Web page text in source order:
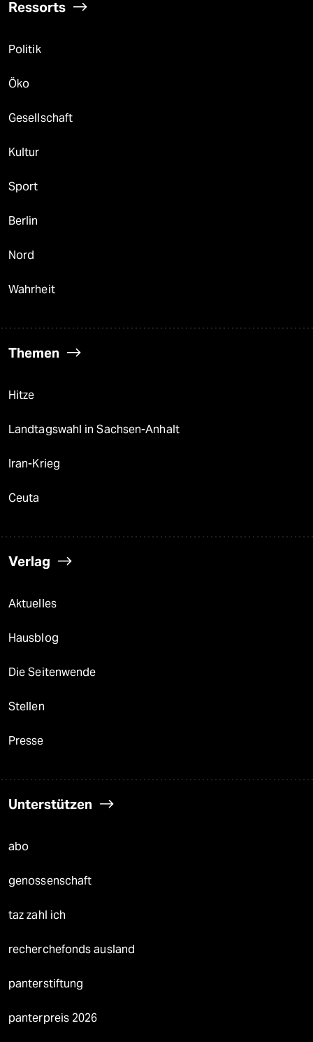
Ressorts
Politik
Öko
Gesellschaft
Kultur
Sport
Berlin
Nord
Wahrheit
Themen
Hitze
Landtagswahl in Sachsen-Anhalt
Iran-Krieg
Ceuta
Verlag
Aktuelles
Hausblog
Die Seitenwende
Stellen
Presse
Unterstützen
abo
genossenschaft
taz zahl ich
recherchefonds ausland
panterstiftung
panterpreis 2026